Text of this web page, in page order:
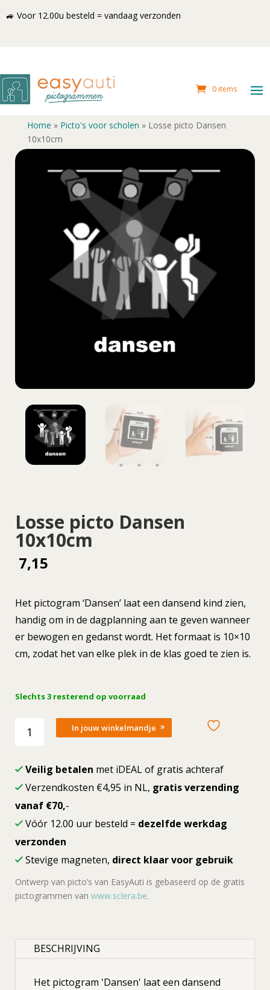
🚙 Voor 12.00u besteld = vandaag verzonden
0 items
Home » Picto's voor scholen » Losse picto Dansen
10x10cm
Losse picto Dansen
10x10cm
7,15
Het pictogram ‘Dansen’ laat een dansend kind zien,
handig om in de dagplanning aan te geven wanneer
er bewogen en gedanst wordt. Het formaat is 10×10
cm, zodat het van elke plek in de klas goed te zien is.
Slechts 3 resterend op voorraad
picto
10x10cm
In jouw winkelmandje
Veilig betalen met iDEAL of gratis achteraf
Verzendkosten €4,95 in NL, gratis verzending
vanaf €70,-
Vóór 12.00 uur besteld = dezelfde werkdag
verzonden
Stevige magneten, direct klaar voor gebruik
Ontwerp van picto’s van EasyAuti is gebaseerd op de gratis
pictogrammen van www.sclera.be.
BESCHRIJVING
Het pictogram 'Dansen' laat een dansend